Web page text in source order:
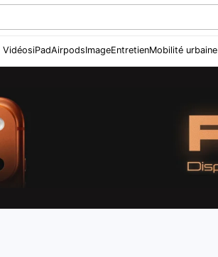
VidéosiPadAirpodsImageEntretienMobilité urbaine